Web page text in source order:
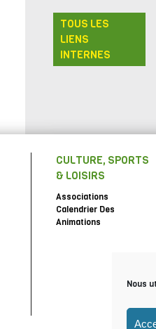
Nous
TOUS LES
LIENS
INTERNES
CULTURE, SPORTS
& LOISIRS
Associations
Calendrier Des
Animations